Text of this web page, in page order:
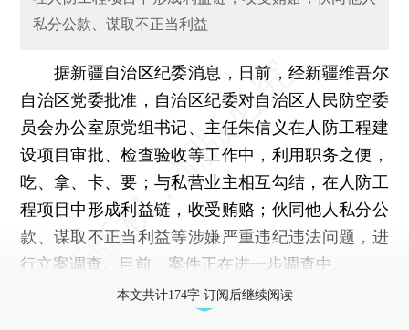
私分公款、谋取不正当利益
据新疆自治区纪委消息，日前，经新疆维吾尔
自治区党委批准，自治区纪委对自治区人民防空委
员会办公室原党组书记、主任朱信义在人防工程建
设项目审批、检查验收等工作中，利用职务之便，
吃、拿、卡、要；与私营业主相互勾结，在人防工
程项目中形成利益链，收受贿赂；伙同他人私分公
款、谋取不正当利益等涉嫌严重违纪违法问题，进
行立案调查。目前，案件正在进一步调查中。
本文共计174字 订阅后继续阅读